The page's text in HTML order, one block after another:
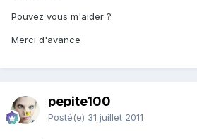
Pouvez vous m'aider ?
Merci d'avance
pepite100
Posté(e) 31 juillet 2011